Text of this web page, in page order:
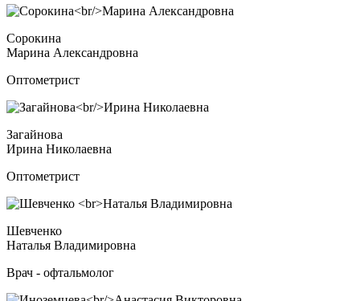
Сорокина
Марина Александровна
Оптометрист
Загайнова
Ирина Николаевна
Оптометрист
Шевченко
Наталья Владимировна
Врач - офтальмолог